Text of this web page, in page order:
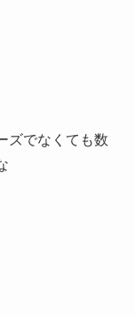
ズでなくても数